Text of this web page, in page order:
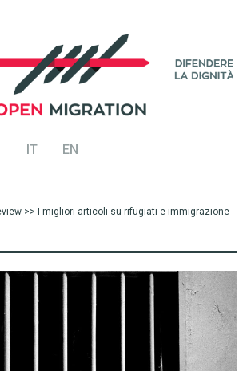
IT EN
>> I migliori articoli su rifugiati e immigrazione